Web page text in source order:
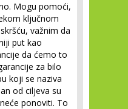
Mogu pomoći,
ključnom
važnim da
put kao
da ćemo to
za bilo
koji se naziva
od ciljeva su
ponoviti. To